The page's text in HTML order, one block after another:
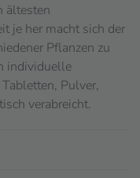
ältesten
je her macht sich der
Pflanzen zu
individuelle
Pulver,
verabreicht.